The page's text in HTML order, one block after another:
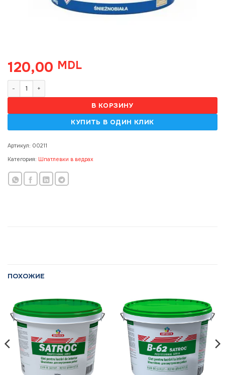
120,00 MDL
Количество товара Acryl-putz finisz, glet , 5 kg
В КОРЗИНУ
Артикул: 00211
Категория: Шпатлевки в ведрах
ПОХОЖИЕ